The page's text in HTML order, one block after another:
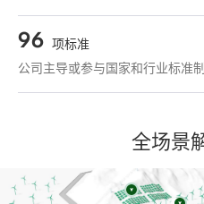
96 项标准
公司主导或参与国家和行业标准制
全场景